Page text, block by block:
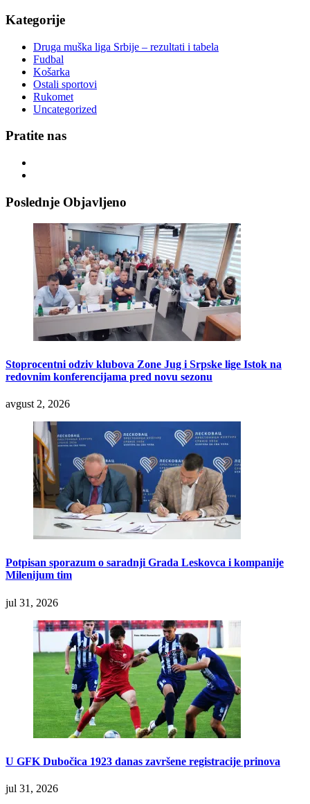
Kategorije
Druga muška liga Srbije – rezultati i tabela
Fudbal
Košarka
Ostali sportovi
Rukomet
Uncategorized
Pratite nas
Poslednje Objavljeno
Stoprocentni odziv klubova Zone Jug i Srpske lige Istok na
redovnim konferencijama pred novu sezonu
avgust 2, 2026
Potpisan sporazum o saradnji Grada Leskovca i kompanije
Milenijum tim
jul 31, 2026
U GFK Dubočica 1923 danas završene registracije prinova
jul 31, 2026